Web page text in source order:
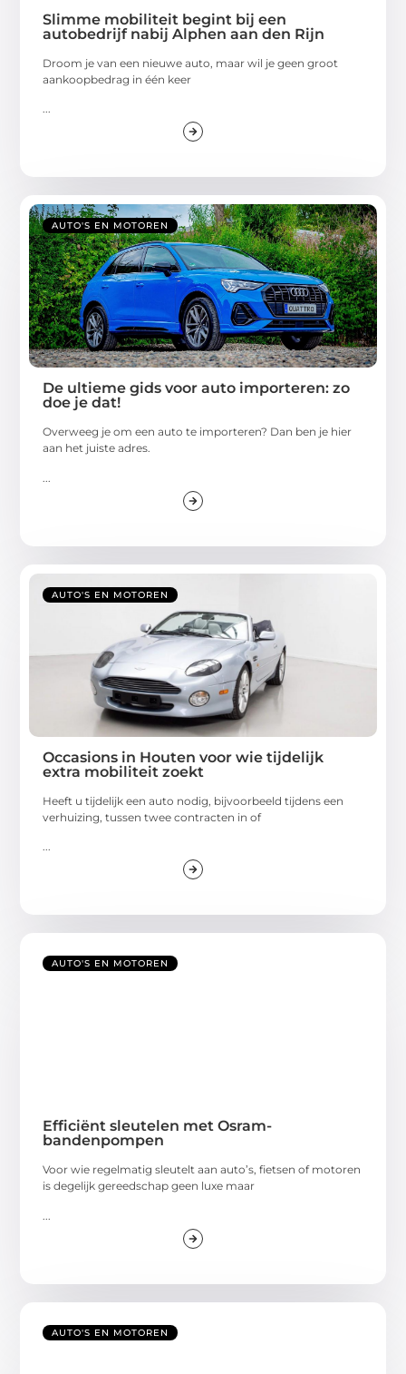
Slimme mobiliteit begint bij een
autobedrijf nabij Alphen aan den Rijn
Droom je van een nieuwe auto, maar wil je geen groot
aankoopbedrag in één keer
...
AUTO'S EN MOTOREN
De ultieme gids voor auto importeren: zo
doe je dat!
Overweeg je om een auto te importeren? Dan ben je hier
aan het juiste adres.
AUTO'S EN MOTOREN
Occasions in Houten voor wie tijdelijk
extra mobiliteit zoekt
Heeft u tijdelijk een auto nodig, bijvoorbeeld tijdens een
verhuizing, tussen twee contracten in of
...
AUTO'S EN MOTOREN
Efficiënt sleutelen met Osram-
bandenpompen
Voor wie regelmatig sleutelt aan auto’s, fietsen of motoren
is degelijk gereedschap geen luxe maar
AUTO'S EN MOTOREN